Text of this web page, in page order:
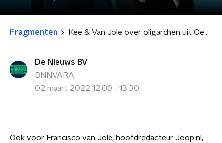
Fragmenten Kee & Van Jole over oligarchen uit Oekraïne, Nilufer Gündogan en Sywert van Lienden
De Nieuws BV
BNNVARA
02 maart 2022 12:00 - 13:30
Ook voor Francisco van Jole, hoofdredacteur Joop.nl,